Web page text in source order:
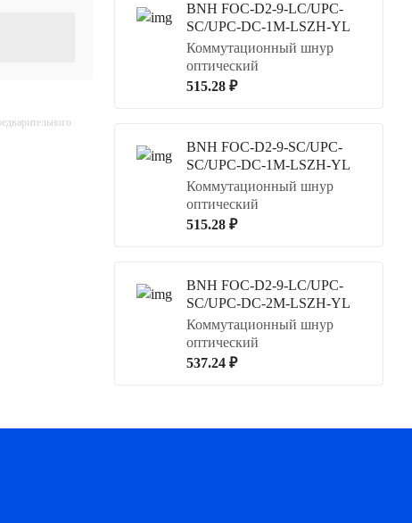
BNH FOC-D2-9-LC/UPC-
SC/UPC-DC-1M-LSZH-YL
Коммутационный шнур
оптический
515.28 ₽
BNH FOC-D2-9-SC/UPC-
SC/UPC-DC-1M-LSZH-YL
Коммутационный шнур
оптический
515.28 ₽
BNH FOC-D2-9-LC/UPC-
SC/UPC-DC-2M-LSZH-YL
Коммутационный шнур
оптический
537.24 ₽